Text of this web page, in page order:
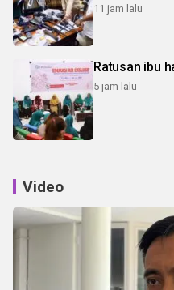
11 jam lalu
Ratusan ibu
5 jam lalu
Video